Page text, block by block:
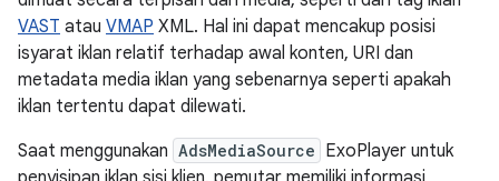
VAST atau VMAP XML. Hal ini dapat mencakup posisi
isyarat iklan relatif terhadap awal konten, URI dan
metadata media iklan yang sebenarnya seperti apakah
iklan tertentu dapat dilewati.
Saat menggunakan AdsMediaSource ExoPlayer untuk